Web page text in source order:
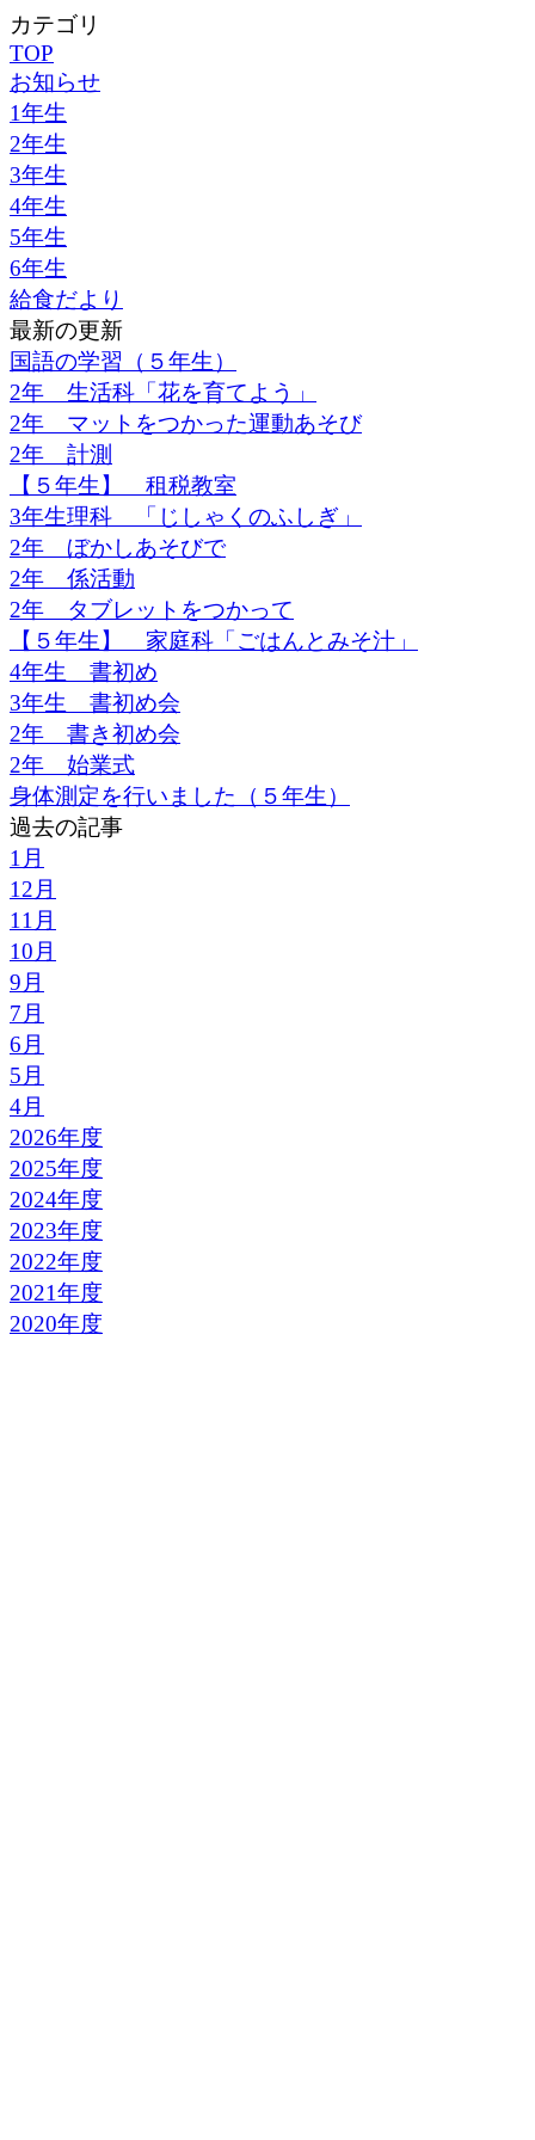
カテゴリ
TOP
お知らせ
1年生
2年生
3年生
4年生
5年生
6年生
給食だより
最新の更新
国語の学習（５年生）
2年 生活科「花を育てよう」
2年 マットをつかった運動あそび
2年 計測
【５年生】 租税教室
3年生理科 「じしゃくのふしぎ」
2年 ぼかしあそびで
2年 係活動
2年 タブレットをつかって
【５年生】 家庭科「ごはんとみそ汁」
4年生 書初め
3年生 書初め会
2年 書き初め会
2年 始業式
身体測定を行いました（５年生）
過去の記事
1月
12月
11月
10月
9月
7月
6月
5月
4月
2026年度
2025年度
2024年度
2023年度
2022年度
2021年度
2020年度